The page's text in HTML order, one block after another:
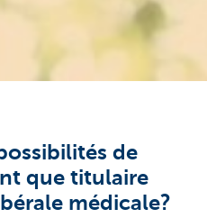
de
que titulaire
médicale?